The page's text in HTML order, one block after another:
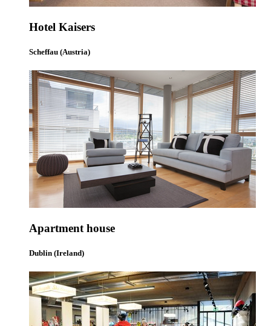
Hotel Kaisers
Scheffau (Austria)
Apartment house
Dublin (Ireland)